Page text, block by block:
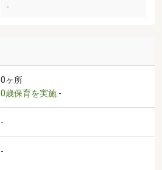
-
0ヶ所
0歳保育を実施 -
-
-